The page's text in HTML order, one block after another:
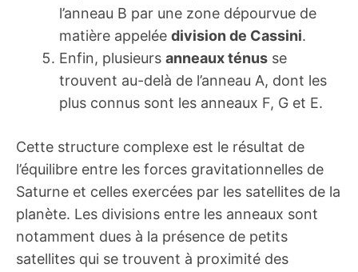
l’anneau B par une zone dépourvue de
matière appelée division de Cassini.
Enfin, plusieurs anneaux ténus se
trouvent au-delà de l’anneau A, dont les
plus connus sont les anneaux F, G et E.
Cette structure complexe est le résultat de
l’équilibre entre les forces gravitationnelles de
Saturne et celles exercées par les satellites de la
planète. Les divisions entre les anneaux sont
notamment dues à la présence de petits
satellites qui se trouvent à proximité des